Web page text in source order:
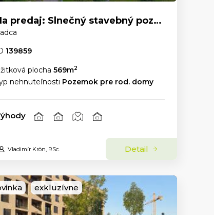
Na predaj: Slnečný stavebný pozemok 569 m² – Čadca, časť U Líšky
139859
plocha569m2
nehnuteľnosti Pozemok pre rod. domy
Vladimír Krön, RSc. Detail
exkluzívne